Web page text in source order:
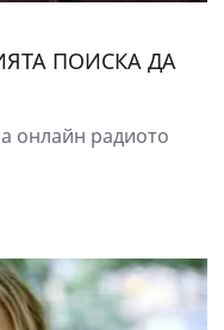
ПОИСКА ДА
онлайн радиото